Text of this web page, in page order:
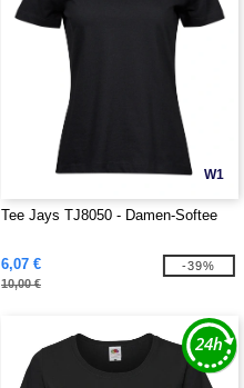
W1
Tee Jays TJ8050 - Damen-Softee
6,07 €
10,00 €
-39%